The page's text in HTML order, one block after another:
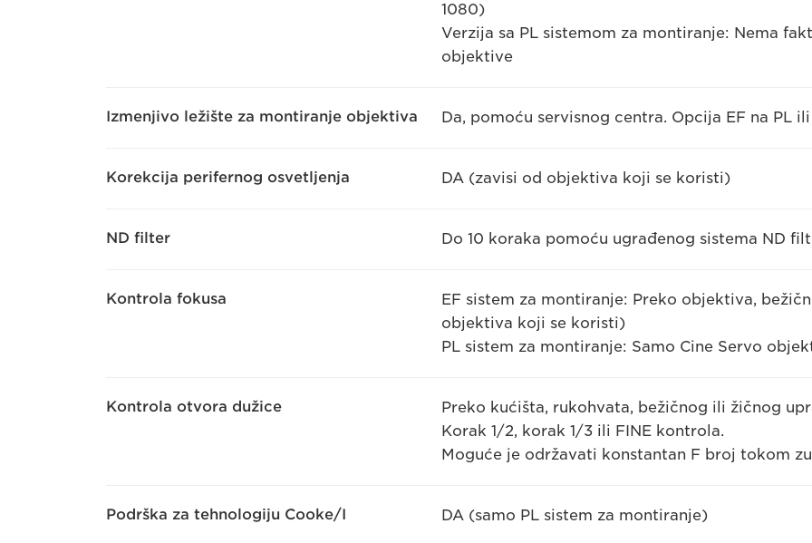
1080)
Verzija sa PL sistemom za montiranje: Nema
objektive
Izmenjivo ležište za montiranje objektiva Da, pomoću servisnog centra. Opcija EF na PL ili
Korekcija perifernog osvetljenja DA (zavisi od objektiva koji se koristi)
ND filter Do 10 koraka pomoću ugrađenog sistema ND
Kontrola fokusa
EF sistem za montiranje: Preko objektiva,
objektiva koji se koristi)
PL sistem za montiranje: Samo Cine Servo
Kontrola otvora dužice
Preko kućišta, rukohvata, bežičnog ili žičnog
Korak 1/2, korak 1/3 ili FINE kontrola.
Moguće je održavati konstantan F broj tokom
Podrška za tehnologiju Cooke/I DA (samo PL sistem za montiranje)